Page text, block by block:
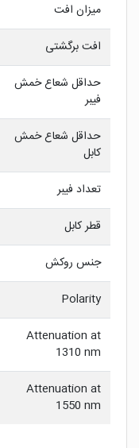
میزان افت
افت برگشتی
حداقل شعاع خمش
فیبر
حداقل شعاع خمش
کابل
تعداد فیبر
قطر کابل
جنس روکش
Polarity
Attenuation at
1310 nm
Attenuation at
1550 nm